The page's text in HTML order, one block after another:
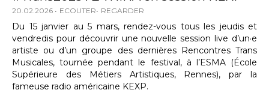
20.02.2026 ECOUTER REGARDER
Du 15 janvier au 5 mars, rendez-vous tous les jeudis et
vendredis pour découvrir une nouvelle session live d’un·e
artiste ou d’un groupe des dernières Rencontres Trans
Musicales, tournée pendant le festival, à l’ESMA (École
Supérieure des Métiers Artistiques, Rennes), par la
fameuse radio américaine KEXP.